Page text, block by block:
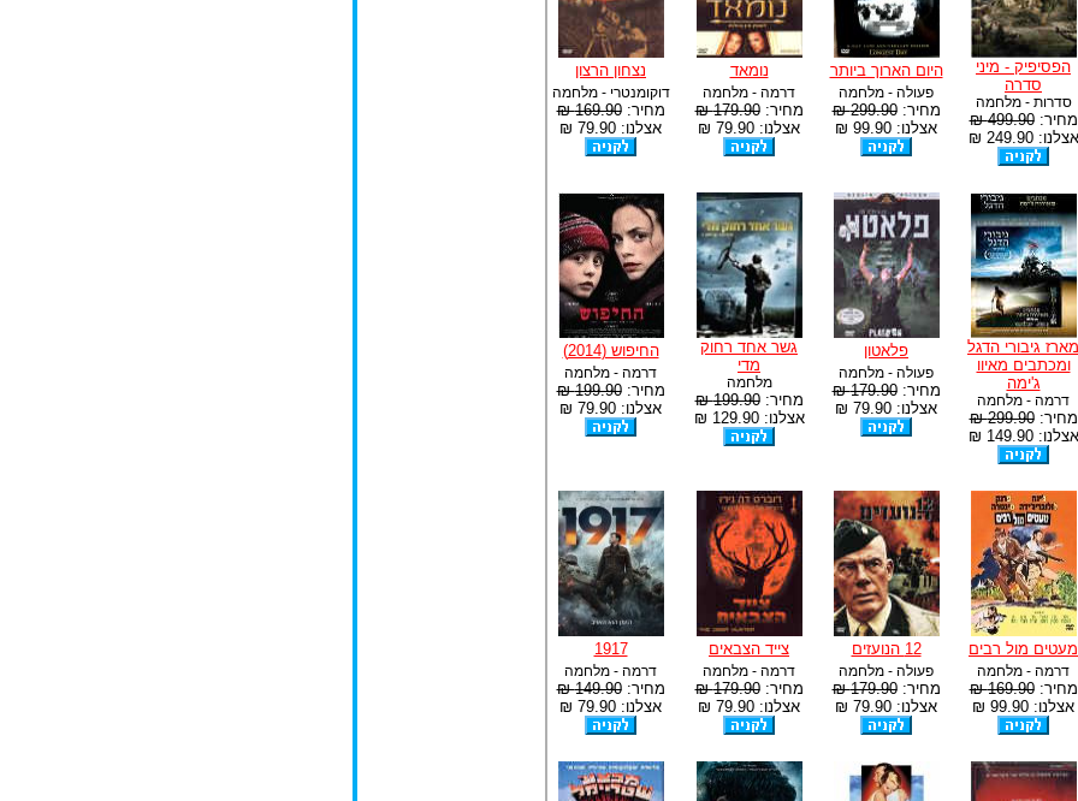
הפסיפיק - מיני
סדרה
סדרות - מלחמה
מחיר:499.90 ₪
אצלנו: 249.90 ₪
היום הארוך ביותר
פעולה - מלחמה
מחיר:299.90 ₪
אצלנו: 99.90 ₪
נומאד
דרמה - מלחמה
מחיר:179.90 ₪
אצלנו: 79.90 ₪
נצחון הרצון
דוקומנטרי - מלחמה
מחיר:169.90 ₪
אצלנו: 79.90 ₪
מארז גיבורי הדגל
ומכתבים מאיוו
ג'ימה
דרמה - מלחמה
מחיר:299.90 ₪
אצלנו: 149.90 ₪
פלאטון
פעולה - מלחמה
מחיר:179.90 ₪
אצלנו: 79.90 ₪
גשר אחד רחוק
מדי
מלחמה
מחיר:199.90 ₪
אצלנו: 129.90 ₪
החיפוש (2014)
דרמה - מלחמה
מחיר:199.90 ₪
אצלנו: 79.90 ₪
מעטים מול רבים
דרמה - מלחמה
מחיר:169.90 ₪
אצלנו: 99.90 ₪
12 הנועזים
פעולה - מלחמה
מחיר:179.90 ₪
אצלנו: 79.90 ₪
צייד הצבאים
דרמה - מלחמה
מחיר:179.90 ₪
אצלנו: 79.90 ₪
1917
דרמה - מלחמה
מחיר:149.90 ₪
אצלנו: 79.90 ₪